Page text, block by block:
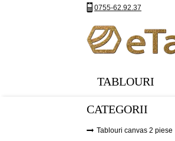
0755-62.92.37
TABLOURI
CATEGORII
Tablouri canvas 2 piese